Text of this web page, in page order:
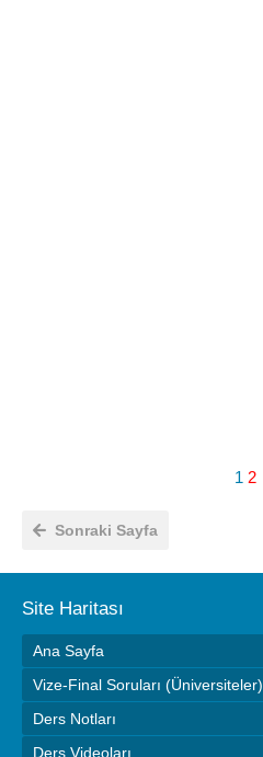
1 2
Sonraki Sayfa
Site Haritası
Ana Sayfa
Vize-Final Soruları (Üniversiteler)
Ders Notları
Ders Videoları